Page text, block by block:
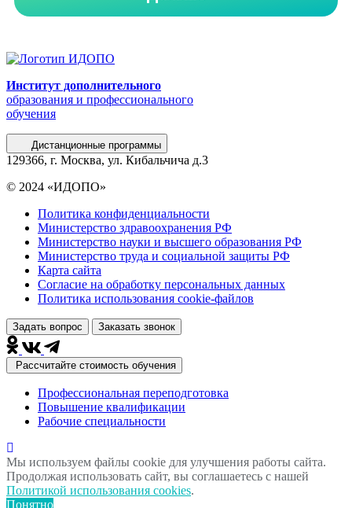
Институт дополнительного
образования и профессионального
обучения
Дистанционные программы
129366, г. Москва, ул. Кибальчича д.3
© 2024 «ИДОПО»
Политика конфиденциальности
Министерство здравоохранения РФ
Министерство науки и высшего образования РФ
Министерство труда и социальной защиты РФ
Карта сайта
Согласие на обработку персональных данных
Политика использования сookie-файлов
Задать вопрос Заказать звонок
Рассчитайте стоимость обучения
Профессиональная переподготовка
Повышение квалификации
Рабочие специальности
Мы используем файлы cookie для улучшения работы сайта.
Продолжая использовать сайт, вы соглашаетесь с нашей
Политикой использования cookies.
Понятно